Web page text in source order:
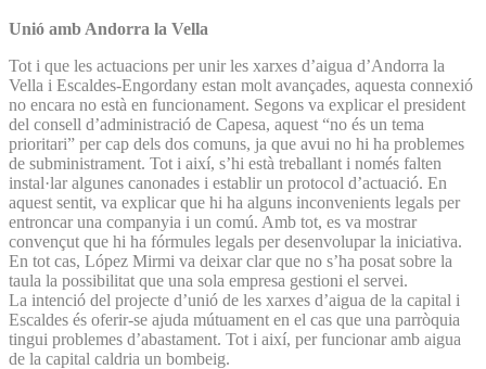
Unió amb Andorra la Vella
Tot i que les actuacions per unir les xarxes d’aigua d’Andorra la
Vella i Escaldes-Engordany estan molt avançades, aquesta connexió
no encara no està en funcionament. Segons va explicar el president
del consell d’administració de Capesa, aquest “no és un tema
prioritari” per cap dels dos comuns, ja que avui no hi ha problemes
de subministrament. Tot i així, s’hi està treballant i només falten
instal·lar algunes canonades i establir un protocol d’actuació. En
aquest sentit, va explicar que hi ha alguns inconvenients legals per
entroncar una companyia i un comú. Amb tot, es va mostrar
convençut que hi ha fórmules legals per desenvolupar la iniciativa.
En tot cas, López Mirmi va deixar clar que no s’ha posat sobre la
taula la possibilitat que una sola empresa gestioni el servei.
La intenció del projecte d’unió de les xarxes d’aigua de la capital i
Escaldes és oferir-se ajuda mútuament en el cas que una parròquia
tingui problemes d’abastament. Tot i així, per funcionar amb aigua
de la capital caldria un bombeig.